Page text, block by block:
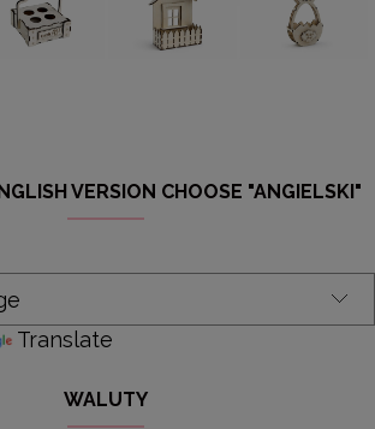
VERSION CHOOSE "ANGIELSKI"
Translate
WALUTY